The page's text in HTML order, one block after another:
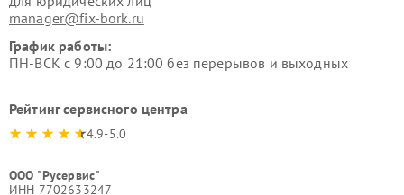
manager@fix-bork.ru
График работы:
ПН-ВСК с 9:00 до 21:00 без перерывов и выходных
Рейтинг сервисного центра
4.9-5.0
ООО "Русервис"
ИНН 7702633247